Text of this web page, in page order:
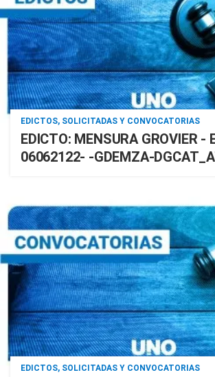
EDICTOS, SOLICITADAS Y CONVOCATORIAS
EDICTO: MENSURA GROVIER -
06062122- -GDEMZA-
EDICTOS, SOLICITADAS Y CONVOCATORIAS